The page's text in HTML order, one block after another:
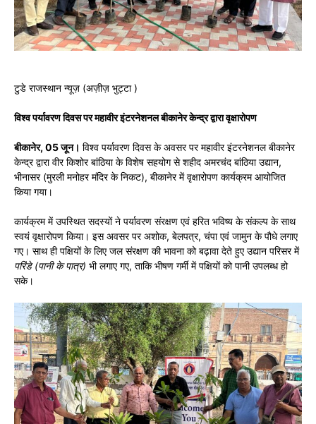
टुडे राजस्थान न्यूज़ (अज़ीज़ भुट्टा )
विश्व पर्यावरण दिवस पर महावीर इंटरनेशनल बीकानेर केन्द्र द्वारा वृक्षारोपण
बीकानेर, 05 जून। विश्व पर्यावरण दिवस के अवसर पर महावीर इंटरनेशनल बीकानेर
केन्द्र द्वारा वीर किशोर बांठिया के विशेष सहयोग से शहीद अमरचंद बांठिया उद्यान,
भीनासर (मुरली मनोहर मंदिर के निकट), बीकानेर में वृक्षारोपण कार्यक्रम आयोजित
किया गया।
कार्यक्रम में उपस्थित सदस्यों ने पर्यावरण संरक्षण एवं हरित भविष्य के संकल्प के साथ
स्वयं वृक्षारोपण किया। इस अवसर पर अशोक, बेलपत्र, चंपा एवं जामुन के पौधे लगाए
गए। साथ ही पक्षियों के लिए जल संरक्षण की भावना को बढ़ावा देते हुए उद्यान परिसर में
परिंडे (पानी के पात्र) भी लगाए गए, ताकि भीषण गर्मी में पक्षियों को पानी उपलब्ध हो
सके।